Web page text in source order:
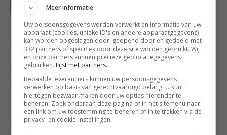
Bewaar recept
Barbecue recepten Bewuste keuzes
Bijgerecht Gangen
Glutenvrije recepten Griekse recepten
Groente recepten Keukens
Makkelijke recepten
Meer informatie
Uw persoonsgegevens worden verwerkt en informatie van uw
apparaat (cookies, unieke ID's en andere apparaatgegevens)
kan worden opgeslagen door, geopend door en gedeeld met
332 partners of specifiek door deze site worden gebruikt. Wij
en onze partners kunnen precieze geolocatiegegevens
gebruiken. Lijst met partners.
Bepaalde leveranciers kunnen uw persoonsgegevens
verwerken op basis van gerechtvaardigd belang. U kunt
hiertegen bezwaar maken door uw opties hieronder te
beheren. Zoek onderaan deze pagina of in het sitemenu naar
een link om uw toestemming te beheren of in te trekken via de
privacy- en cookie-instellingen.